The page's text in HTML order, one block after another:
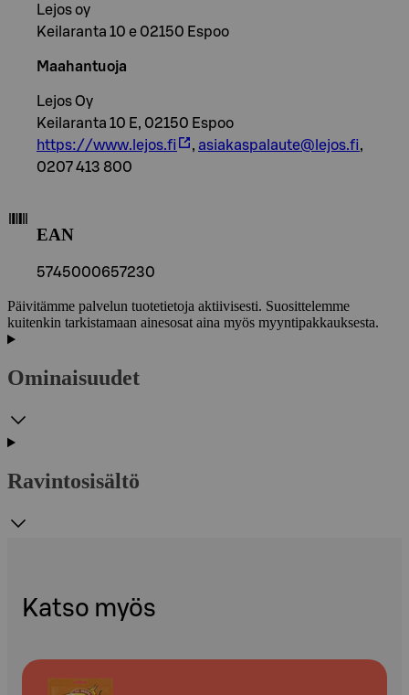
Lejos oy
Keilaranta 10 e 02150 Espoo
Maahantuoja
Lejos Oy
Keilaranta 10 E, 02150 Espoo
https://www.lejos.fi
, asiakaspalaute@lejos.fi,
0207 413 800
EAN
5745000657230
Päivitämme palvelun tuotetietoja aktiivisesti. Suosittelemme
kuitenkin tarkistamaan ainesosat aina myös myyntipakkauksesta.
Ominaisuudet
Ravintosisältö
Katso myös